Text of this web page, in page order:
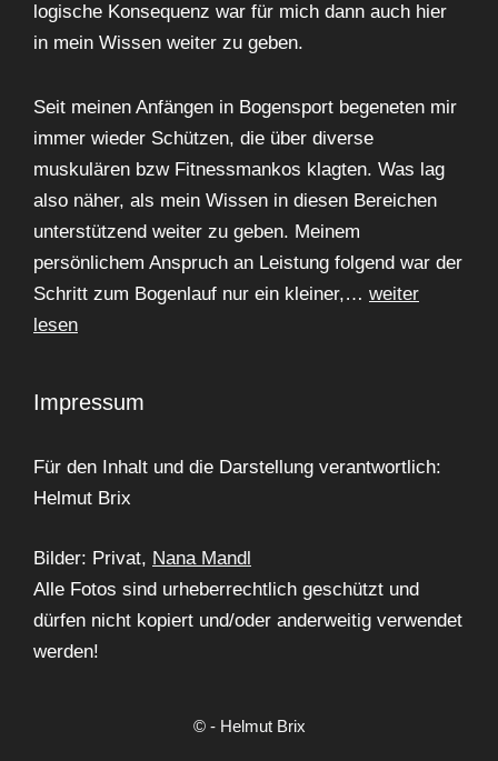
logische Konsequenz war für mich dann auch hier
in mein Wissen weiter zu geben.
Seit meinen Anfängen in Bogensport begeneten mir
immer wieder Schützen, die über diverse
muskulären bzw Fitnessmankos klagten. Was lag
also näher, als mein Wissen in diesen Bereichen
unterstützend weiter zu geben. Meinem
persönlichem Anspruch an Leistung folgend war der
Schritt zum Bogenlauf nur ein kleiner,… weiter
lesen
Impressum
Für den Inhalt und die Darstellung verantwortlich:
Helmut Brix
Bilder: Privat, Nana Mandl
Alle Fotos sind urheberrechtlich geschützt und
dürfen nicht kopiert und/oder anderweitig verwendet
werden!
© - Helmut Brix